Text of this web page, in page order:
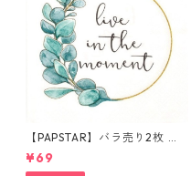
【PAPSTAR】バラ売り2枚 ラ
ンチサイズ ペーパーナプキン
Live in the Moment ホワイト
¥69